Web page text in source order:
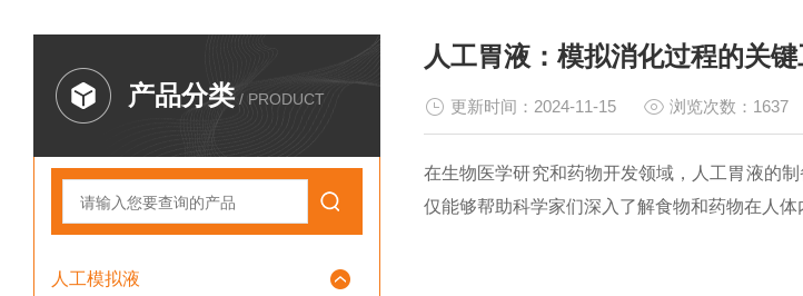
产品分类 / PRODUCT
人工模拟液
人工胃液：模拟消化过程的关
更新时间：2024-11-15 浏览次数：1637
在生物医学研究和药物开发领域，人工胃液的
仅能够帮助科学家们深入了解食物和药物在人